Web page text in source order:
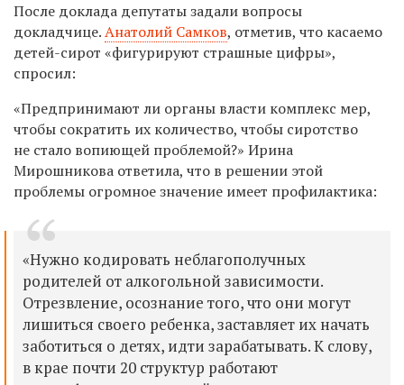
После доклада депутаты задали вопросы
докладчице.Анатолий Самков, отметив, что касаемо
детей-сирот «фигурируют страшные цифры»,
спросил:
«Предпринимают ли органы власти комплекс мер,
чтобы сократить их количество, чтобы сиротство
не стало вопиющей проблемой?» Ирина
Мирошникова ответила, что в решении этой
проблемы огромное значение имеет профилактика:
«Нужно кодировать неблагополучных
родителей от алкогольной зависимости.
Отрезвление, осознание того, что они могут
лишиться своего ребенка, заставляет их начать
заботиться о детях, идти зарабатывать. К слову,
в крае почти 20 структур работают